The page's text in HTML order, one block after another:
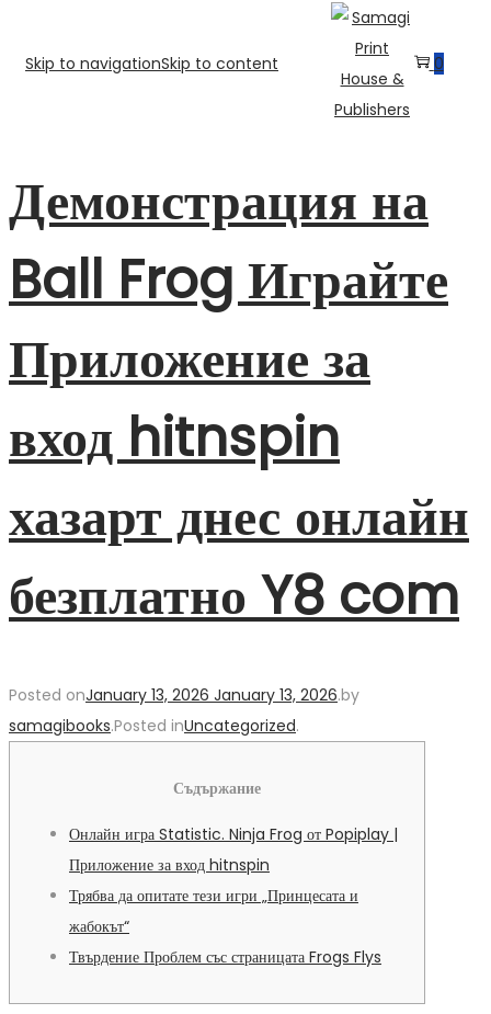
Skip to navigationSkip to content 0
Демонстрация на
Ball Frog Играйте
Приложение за
вход hitnspin
хазарт днес онлайн
безплатно Y8 com
Posted onJanuary 13, 2026 January 13, 2026.by
samagibooks.Posted inUncategorized.
Съдържание
Онлайн игра Statistic. Ninja Frog от Popiplay |
Приложение за вход hitnspin
Трябва да опитате тези игри „Принцесата и
жабокът“
Твърдение Проблем със страницата Frogs Flys